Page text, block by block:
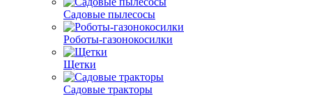
Садовые пылесосы
Роботы-газонокосилки
Щетки
Садовые тракторы